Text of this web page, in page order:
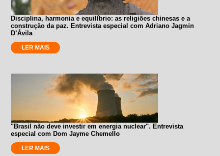
Disciplina, harmonia e equilíbrio: as religiões chinesas e a
construção da paz. Entrevista especial com Adriano Jagmin
D’Ávila
LER MAIS
"Brasil não deve investir em energia nuclear". Entrevista
especial com Dom Jayme Chemello
LER MAIS